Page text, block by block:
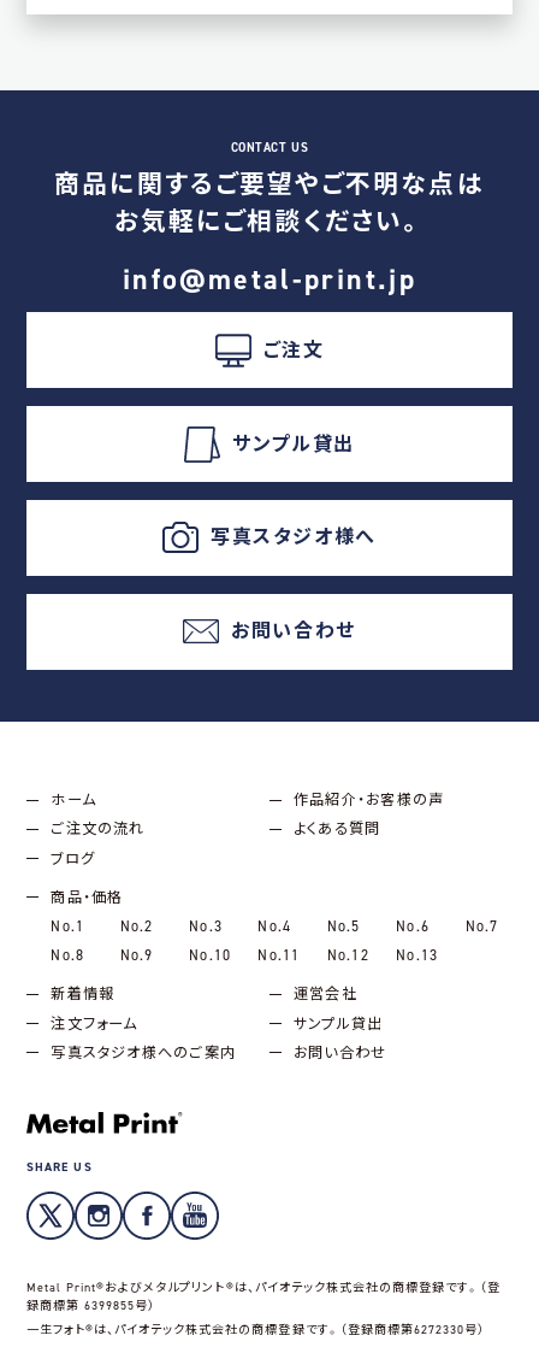
商品に関するご要望やご不明な点は
お気軽にご相談ください。
info@metal-print.jp
ご注文
サンプル貸出
写真スタジオ様へ
お問い合わせ
ホーム
作品紹介・お客様の声
ご注文の流れ
よくある質問
ブログ
商品・価格
No.1
No.2 No.3 No.4 No.5 No.6
No.7
No.8
No.9 No.10 No.11 No.12 No.13
新着情報
運営会社
注文フォーム
サンプル貸出
写真スタジオ様へのご案内
お問い合わせ
SHARE US
Metal Print®およびメタルプリント®は、パイオテック株式会社の商標登録です。（登
録商標第 6399855号）
一生フォト®は、パイオテック株式会社の商標登録です。（登録商標第6272330号）